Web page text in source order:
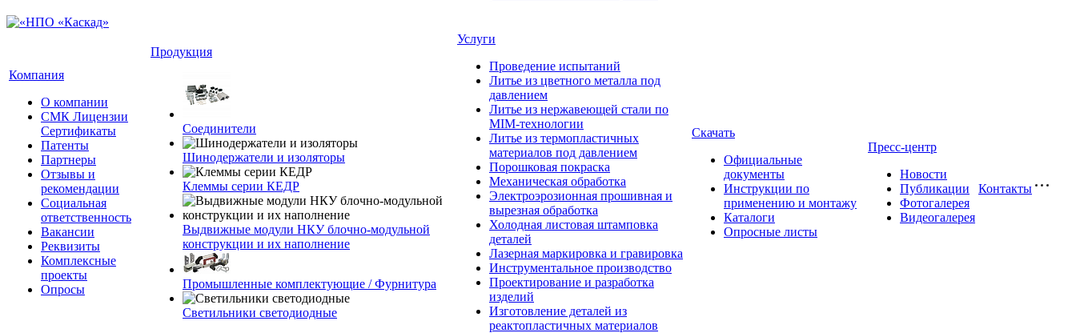
Компания
О компании
СМК Лицензии
Сертификаты
Патенты
Партнеры
Отзывы и
рекомендации
Социальная
ответственность
Вакансии
Реквизиты
Комплексные
проекты
Опросы
Продукция
Соединители
Шинодержатели и изоляторы
Клеммы серии КЕДР
Выдвижные модули НКУ блочно-модульной
конструкции и их наполнение
Промышленные комплектующие / Фурнитура
Светильники светодиодные
Услуги
Проведение испытаний
Литье из цветного металла под
давлением
Литье из нержавеющей стали по
MIM-технологии
Литье из термопластичных
материалов под давлением
Порошковая покраска
Механическая обработка
Электроэрозионная прошивная и
вырезная обработка
Холодная листовая штамповка
деталей
Лазерная маркировка и гравировка
Инструментальное производство
Проектирование и разработка
изделий
Изготовление деталей из
реактопластичных материалов
Скачать
Официальные
документы
Инструкции по
применению и монтажу
Каталоги
Опросные листы
Пресс-центр
Новости
Публикации
Фотогалерея
Видеогалерея
Контакты